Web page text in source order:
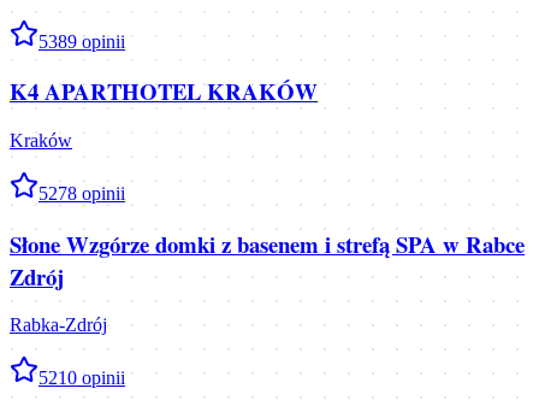
5389 opinii
K4 APARTHOTEL KRAKÓW
Kraków
5278 opinii
Słone Wzgórze domki z basenem i strefą SPA w Rabce
Zdrój
Rabka-Zdrój
5210 opinii